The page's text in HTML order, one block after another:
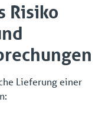
Risiko
Lieferung einer